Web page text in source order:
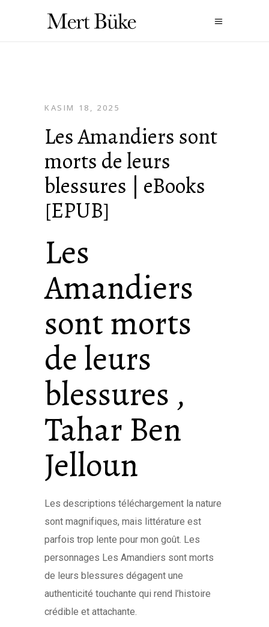
KASIM 18, 2025
Les Amandiers sont
morts de leurs
blessures | eBooks
[EPUB]
Les
Amandiers
sont morts
de leurs
blessures ,
Tahar Ben
Jelloun
Les descriptions téléchargement la nature
sont magnifiques, mais littérature est
parfois trop lente pour mon goût. Les
personnages Les Amandiers sont morts
de leurs blessures dégagent une
authenticité touchante qui rend l’histoire
crédible et attachante.